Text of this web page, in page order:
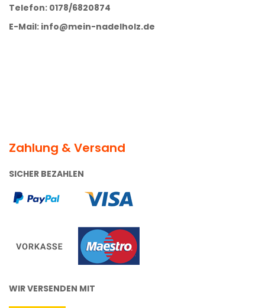
Telefon: 0178/6820874
E-Mail: info@mein-nadelholz.de
Zahlung & Versand
SICHER BEZAHLEN
WIR VERSENDEN MIT